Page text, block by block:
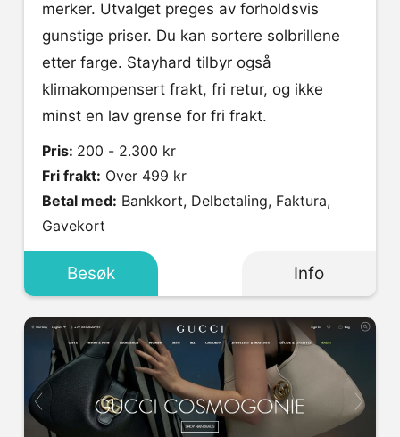
merker. Utvalget preges av forholdsvis
gunstige priser. Du kan sortere solbrillene
etter farge. Stayhard tilbyr også
klimakompensert frakt, fri retur, og ikke
minst en lav grense for fri frakt.
Pris: 200 - 2.300 kr
Fri frakt: Over 499 kr
Betal med:
Gavekort
Besøk Info